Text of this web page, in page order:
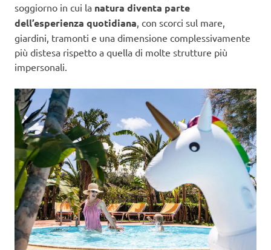
soggiorno in cui la natura diventa parte
dell’esperienza quotidiana, con scorci sul mare,
giardini, tramonti e una dimensione complessivamente
più distesa rispetto a quella di molte strutture più
impersonali.